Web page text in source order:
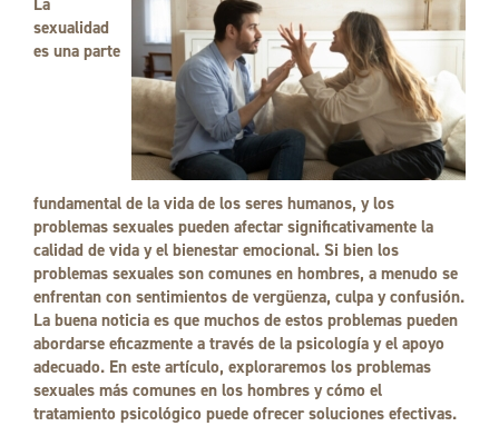
sexualidad
es una parte
fundamental de la vida de los seres humanos, y los
problemas sexuales pueden afectar significativamente la
calidad de vida y el bienestar emocional. Si bien los
problemas sexuales son comunes en hombres, a menudo se
enfrentan con sentimientos de vergüenza, culpa y confusión.
La buena noticia es que muchos de estos problemas pueden
abordarse eficazmente a través de la psicología y el apoyo
adecuado. En este artículo, exploraremos los problemas
sexuales más comunes en los hombres y cómo el
tratamiento psicológico puede ofrecer soluciones efectivas.